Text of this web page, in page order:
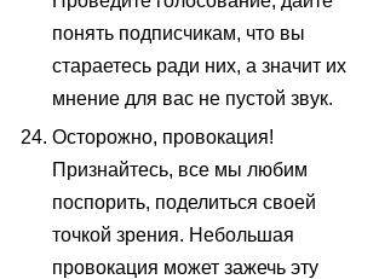
понять подписчикам, что вы
стараетесь ради них, а значит их
мнение для вас не пустой звук.
Осторожно, провокация!
Признайтесь, все мы любим
поспорить, поделиться своей
точкой зрения. Небольшая
провокация может зажечь эту